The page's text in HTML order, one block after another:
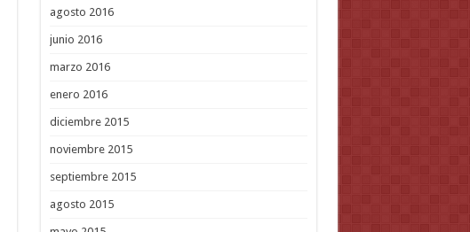
agosto 2016
junio 2016
marzo 2016
enero 2016
diciembre 2015
noviembre 2015
septiembre 2015
agosto 2015